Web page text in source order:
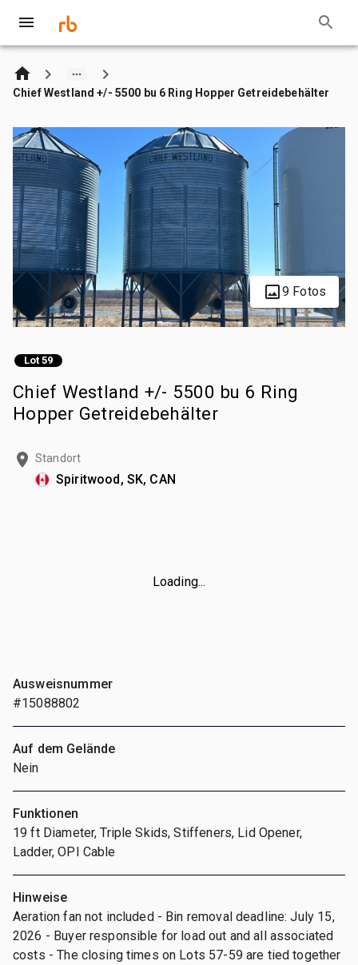
Chief Westland +/- 5500 bu 6 Ring Hopper Getreidebehälter
9 Fotos
Lot 59
Chief Westland +/- 5500 bu 6 Ring
Hopper Getreidebehälter
Standort
Spiritwood, SK, CAN
Loading...
Ausweisnummer
#15088802
Auf dem Gelände
Nein
Funktionen
19 ft Diameter, Triple Skids, Stiffeners, Lid Opener,
Ladder, OPI Cable
Hinweise
Aeration fan not included - Bin removal deadline: July 15,
2026 - Buyer responsible for load out and all associated
costs - The closing times on Lots 57-59 are tied together